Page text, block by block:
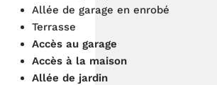
Allée de garage en enrobé
Terrasse
Accès au garage
Accès à la maison
Allée de jardin